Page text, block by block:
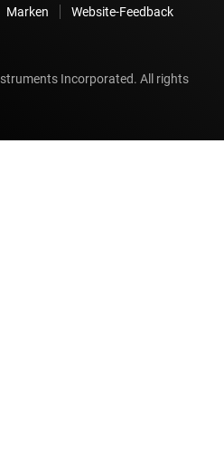
Marken
Website-Feedback
Incorporated. All rights